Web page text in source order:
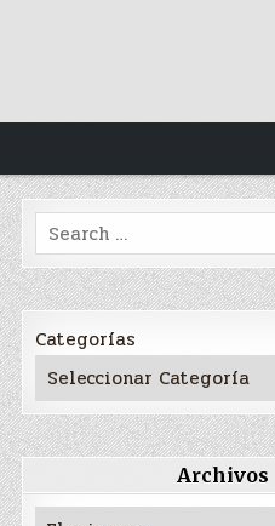
Search
for:
Categorías
Archivos